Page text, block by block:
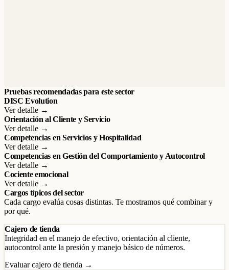
Pruebas recomendadas para este sector
DISC Evolution
Ver detalle →
Orientación al Cliente y Servicio
Ver detalle →
Competencias en Servicios y Hospitalidad
Ver detalle →
Competencias en Gestión del Comportamiento y Autocontrol
Ver detalle →
Cociente emocional
Ver detalle →
Cargos típicos del sector
Cada cargo evalúa cosas distintas. Te mostramos qué combinar y
por qué.
Cajero de tienda
Integridad en el manejo de efectivo, orientación al cliente,
autocontrol ante la presión y manejo básico de números.
Evaluar cajero de tienda →